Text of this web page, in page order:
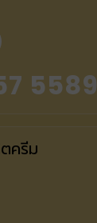
5589
ครีม